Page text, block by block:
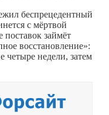
беспрецедентный
с мёртвой
поставок займёт
восстановление»:
четыре недели, затем